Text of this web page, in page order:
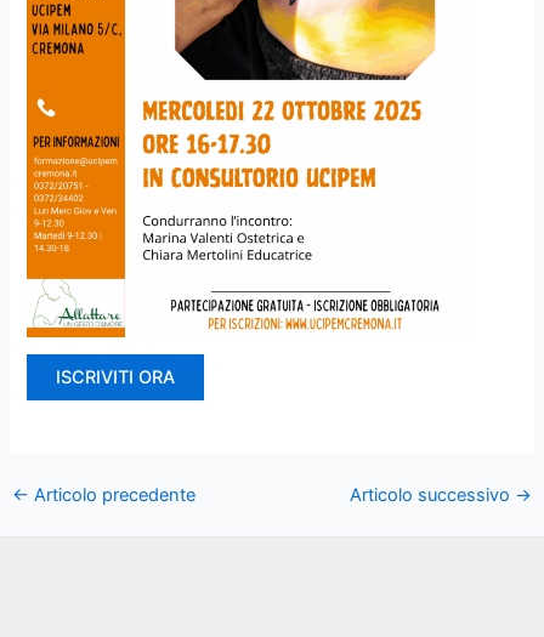
ISCRIVITI ORA
← Articolo precedente Articolo successivo →